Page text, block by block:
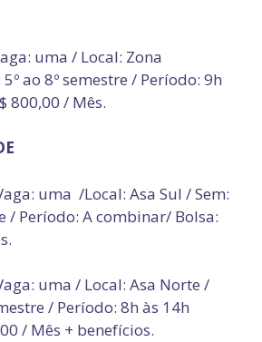
uma / Local: Zona
ao 8º semestre / Período: 9h
800,00 / Mês.
uma /Local: Asa Sul / Sem:
/ Período: A combinar/ Bolsa:
uma / Local: Asa Norte /
/ Período: 8h às 14h
/ Mês + benefícios.